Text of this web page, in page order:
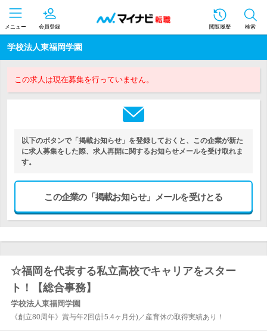
メニュー 会員登録 閲覧履歴 検索
学校法人東福岡学園
この求人は現在募集を行っていません。
以下のボタンで「掲載お知らせ」を登録しておくと、この企業が新た
に求人募集をした際、求人再開に関するお知らせメールを受け取れま
す。
この企業の「掲載お知らせ」メールを受けとる
☆福岡を代表する私立高校でキャリアをスター
ト！【総合事務】
学校法人東福岡学園
《創立80周年》賞与年2回(計5.4ヶ月分)／産育休の取得実績あり！